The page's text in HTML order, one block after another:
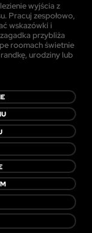
wyjścia z
Pracuj zespołowo,
wskazówki i
przybliża
roomach świetnie
urodziny lub